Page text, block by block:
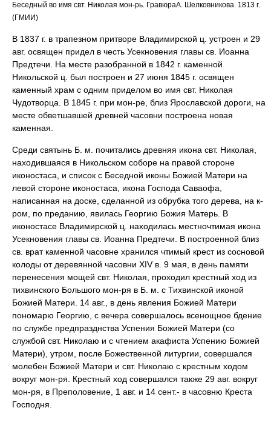
Беседный во имя свт. Николая мон-рь. ГравюраА. Шелковникова. 1813 г.
(ГМИИ)
В 1837 г. в трапезном притворе Владимирской ц. устроен и 29
авг. освящен придел в честь Усекновения главы св. Иоанна
Предтечи. На месте разобранной в 1842 г. каменной
Никольской ц. был построен и 27 июня 1845 г. освящен
каменный храм с одним приделом во имя свт. Николая
Чудотворца. В 1845 г. при мон-ре, близ Ярославской дороги, на
месте обветшавшей древней часовни построена новая
каменная.
Среди святынь Б. м. почитались древняя икона свт. Николая,
находившаяся в Никольском соборе на правой стороне
иконостаса, и список с Беседной иконы Божией Матери на
левой стороне иконостаса, икона Господа Саваофа,
написанная на доске, сделанной из обрубка того дерева, на к-
ром, по преданию, явилась Георгию Божия Матерь. В
иконостасе Владимирской ц. находилась местночтимая икона
Усекновения главы св. Иоанна Предтечи. В построенной близ
св. врат каменной часовне хранился чтимый крест из сосновой
колоды от деревянной часовни XIV в. 9 мая, в день памяти
перенесения мощей свт. Николая, проходил крестный ход из
тихвинского Большого мон-ря в Б. м. с Тихвинской иконой
Божией Матери. 14 авг., в день явления Божией Матери
пономарю Георгию, с вечера совершалось всенощное бдение
по службе предпразднства Успения Божией Матери (со
службой свт. Николаю и с чтением акафиста Успению Божией
Матери), утром, после Божественной литургии, совершался
молебен Божией Матери и свт. Николаю с крестным ходом
вокруг мон-ря. Крестный ход совершался также 29 авг. вокруг
мон-ря, в Преполовение, 1 авг. и 14 сент.- в часовню Креста
Господня.